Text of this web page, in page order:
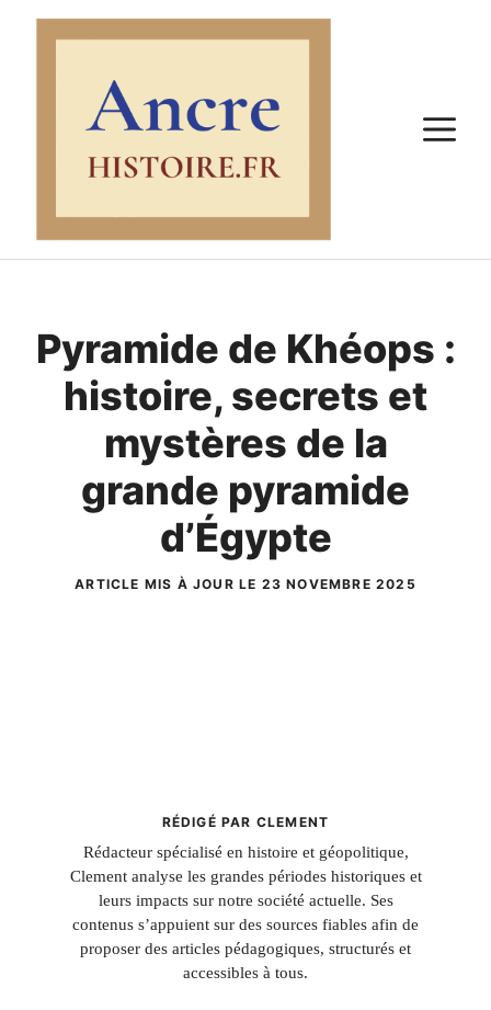
Aller
Pyramide de Khéops :
histoire, secrets et
mystères de la
grande pyramide
d’Égypte
ARTICLE MIS À JOUR LE 23 NOVEMBRE 2025
RÉDIGÉ PAR CLEMENT
Rédacteur spécialisé en histoire et géopolitique,
Clement analyse les grandes périodes historiques et
leurs impacts sur notre société actuelle. Ses
contenus s’appuient sur des sources fiables afin de
proposer des articles pédagogiques, structurés et
accessibles à tous.